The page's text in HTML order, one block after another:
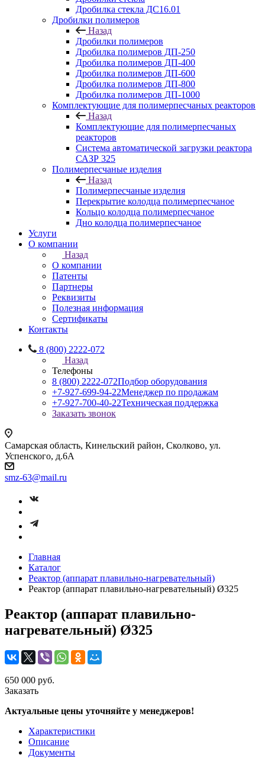
Дробилка стекла ДС16.01
Дробилки полимеров
Назад
Дробилки полимеров
Дробилка полимеров ДП-250
Дробилка полимеров ДП-400
Дробилка полимеров ДП-600
Дробилка полимеров ДП-800
Дробилка полимеров ДП-1000
Комплектующие для полимерпесчаных реакторов
Назад
Комплектующие для полимерпесчаных
реакторов
Система автоматической загрузки реактора
САЗР 325
Полимерпесчаные изделия
Назад
Полимерпесчаные изделия
Перекрытие колодца полимерпесчаное
Кольцо колодца полимерпесчаное
Дно колодца полимерпесчаное
Услуги
О компании
Назад
О компании
Патенты
Партнеры
Реквизиты
Полезная информация
Сертификаты
Контакты
8 (800) 2222-072
Назад
Телефоны
8 (800) 2222-072Подбор оборудования
+7-927-699-94-22Менеджер по продажам
+7-927-700-40-22Техническая поддержка
Заказать звонок
Самарская область, Кинельский район, Сколково, ул.
Успенского, д.6А
smz-63@mail.ru
Главная
Каталог
Реактор (аппарат плавильно-нагревательный)
Реактор (аппарат плавильно-нагревательный) Ø325
Реактор (аппарат плавильно-
нагревательный) Ø325
650 000 руб.
Заказать
Актуальные цены уточняйте у менеджеров!
Характеристики
Описание
Документы